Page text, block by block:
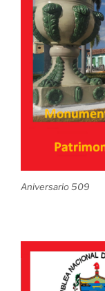
Aniversario 509